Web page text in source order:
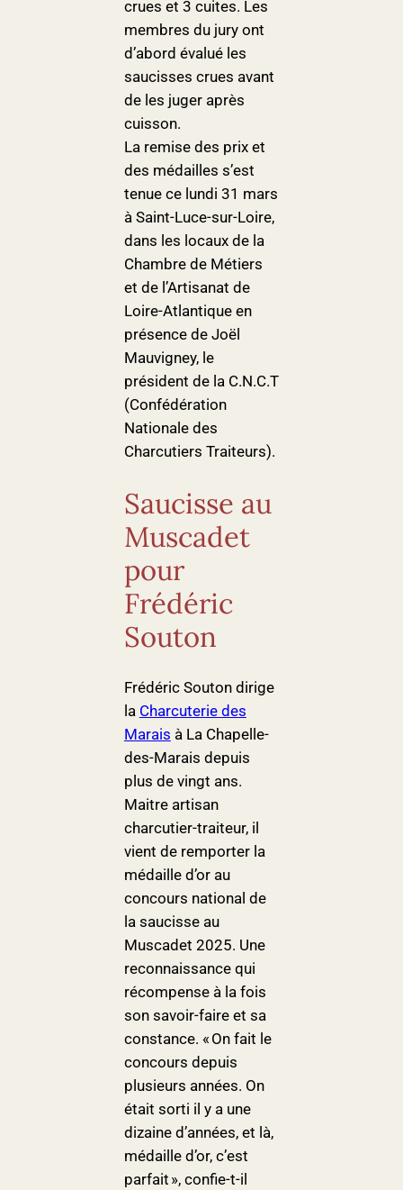
crues et 3 cuites. Les
membres du jury ont
d’abord évalué les
saucisses crues avant
de les juger après
cuisson.
La remise des prix et
des médailles s’est
tenue ce lundi 31 mars
à Saint-Luce-sur-Loire,
dans les locaux de la
Chambre de Métiers
et de l’Artisanat de
Loire-Atlantique en
présence de Joël
Mauvigney, le
président de la C.N.C.T
(Confédération
Nationale des
Charcutiers Traiteurs).
Saucisse au
Muscadet
pour
Frédéric
Souton
Frédéric Souton dirige
la Charcuterie des
Marais à La Chapelle-
des-Marais depuis
plus de vingt ans.
Maitre artisan
charcutier-traiteur, il
vient de remporter la
médaille d’or au
concours national de
la saucisse au
Muscadet 2025. Une
reconnaissance qui
récompense à la fois
son savoir-faire et sa
constance. « On fait le
concours depuis
plusieurs années. On
était sorti il y a une
dizaine d’années, et là,
médaille d’or, c’est
parfait », confie-t-il